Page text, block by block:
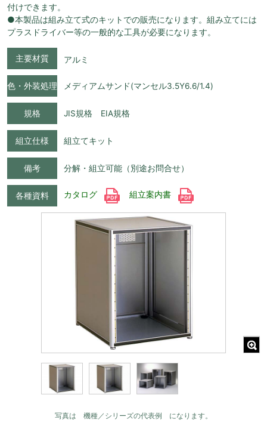
付けできます。
●本製品は組み立て式のキットでの販売になります。組み立てには
プラスドライバー等の一般的な工具が必要になります。
主要材質 アルミ
色・外装処理 メディアムサンド(マンセル3.5Y6.6/1.4)
規格 JIS規格 EIA規格
組立仕様 組立てキット
備考 分解・組立可能（別途お問合せ）
各種資料 カタログ 組立案内書
写真は 機種／シリーズの代表例 になります。